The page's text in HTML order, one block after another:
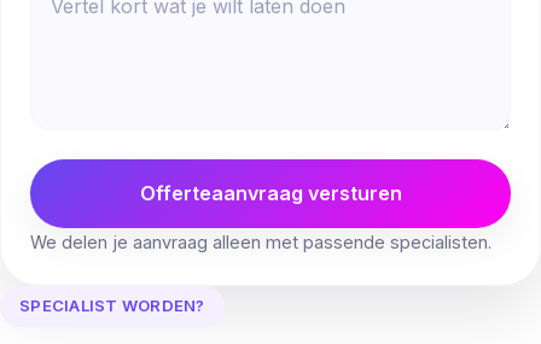
Offerteaanvraag versturen
We delen je aanvraag alleen met passende specialisten.
SPECIALIST WORDEN?